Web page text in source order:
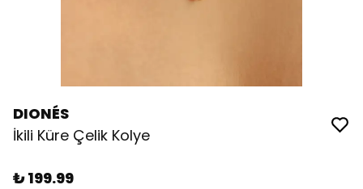
DIONÉS
İkili Küre Çelik Kolye
₺ 199.99